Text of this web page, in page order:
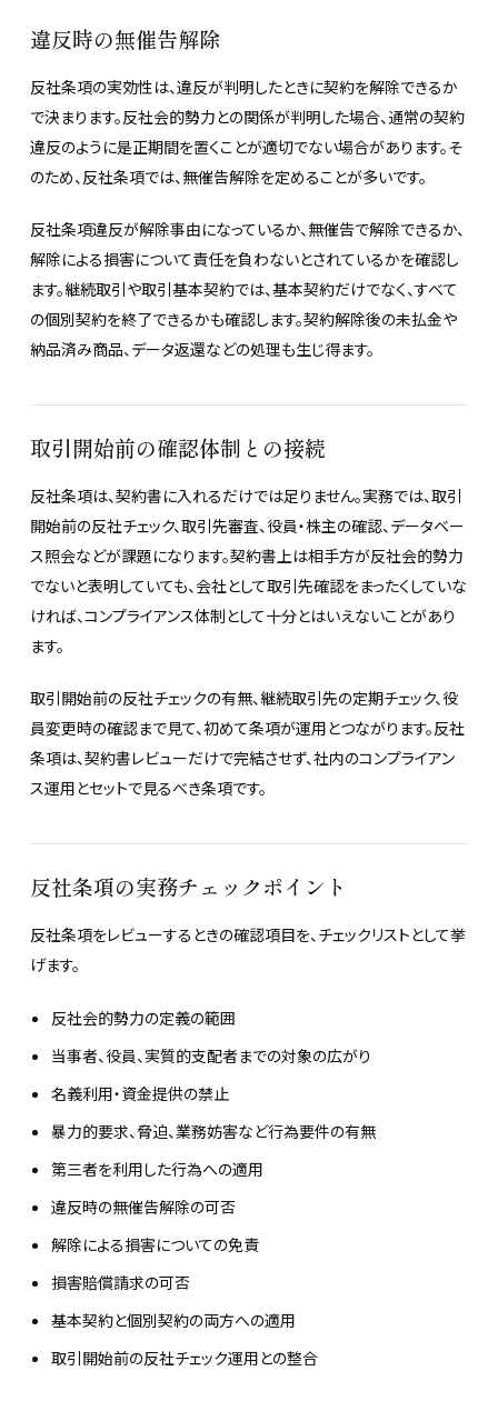
違反時の無催告解除
反社条項の実効性は、違反が判明したときに契約を解除できるか
で決まります。反社会的勢力との関係が判明した場合、通常の契約
違反のように是正期間を置くことが適切でない場合があります。そ
のため、反社条項では、無催告解除を定めることが多いです。
反社条項違反が解除事由になっているか、無催告で解除できるか、
解除による損害について責任を負わないとされているかを確認し
ます。継続取引や取引基本契約では、基本契約だけでなく、すべて
の個別契約を終了できるかも確認します。契約解除後の未払金や
納品済み商品、データ返還などの処理も生じ得ます。
取引開始前の確認体制との接続
反社条項は、契約書に入れるだけでは足りません。実務では、取引
開始前の反社チェック、取引先審査、役員・株主の確認、データベー
ス照会などが課題になります。契約書上は相手方が反社会的勢力
でないと表明していても、会社として取引先確認をまったくしていな
ければ、コンプライアンス体制として十分とはいえないことがあり
ます。
取引開始前の反社チェックの有無、継続取引先の定期チェック、役
員変更時の確認まで見て、初めて条項が運用とつながります。反社
条項は、契約書レビューだけで完結させず、社内のコンプライアン
ス運用とセットで見るべき条項です。
反社条項の実務チェックポイント
反社条項をレビューするときの確認項目を、チェックリストとして挙
げます。
反社会的勢力の定義の範囲
当事者、役員、実質的支配者までの対象の広がり
名義利用・資金提供の禁止
暴力的要求、脅迫、業務妨害など行為要件の有無
第三者を利用した行為への適用
違反時の無催告解除の可否
解除による損害についての免責
損害賠償請求の可否
基本契約と個別契約の両方への適用
取引開始前の反社チェック運用との整合